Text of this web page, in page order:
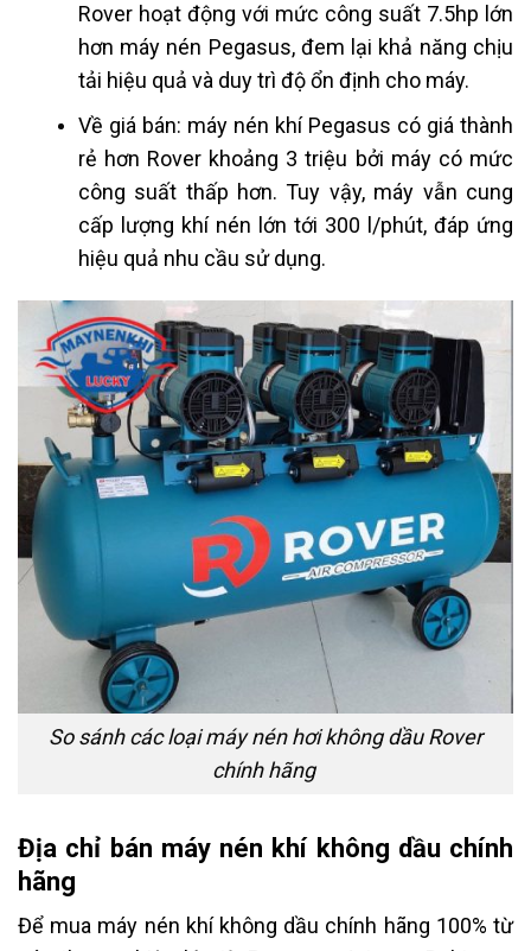
Rover hoạt động với mức công suất 7.5hp lớn
hơn máy nén Pegasus, đem lại khả năng chịu
tải hiệu quả và duy trì độ ổn định cho máy.
Về giá bán: máy nén khí Pegasus có giá thành
rẻ hơn Rover khoảng 3 triệu bởi máy có mức
công suất thấp hơn. Tuy vậy, máy vẫn cung
cấp lượng khí nén lớn tới 300 l/phút, đáp ứng
hiệu quả nhu cầu sử dụng.
So sánh các loại máy nén hơi không dầu Rover
chính hãng
Địa chỉ bán máy nén khí không dầu chính
hãng
Để mua máy nén khí không dầu chính hãng 100% từ